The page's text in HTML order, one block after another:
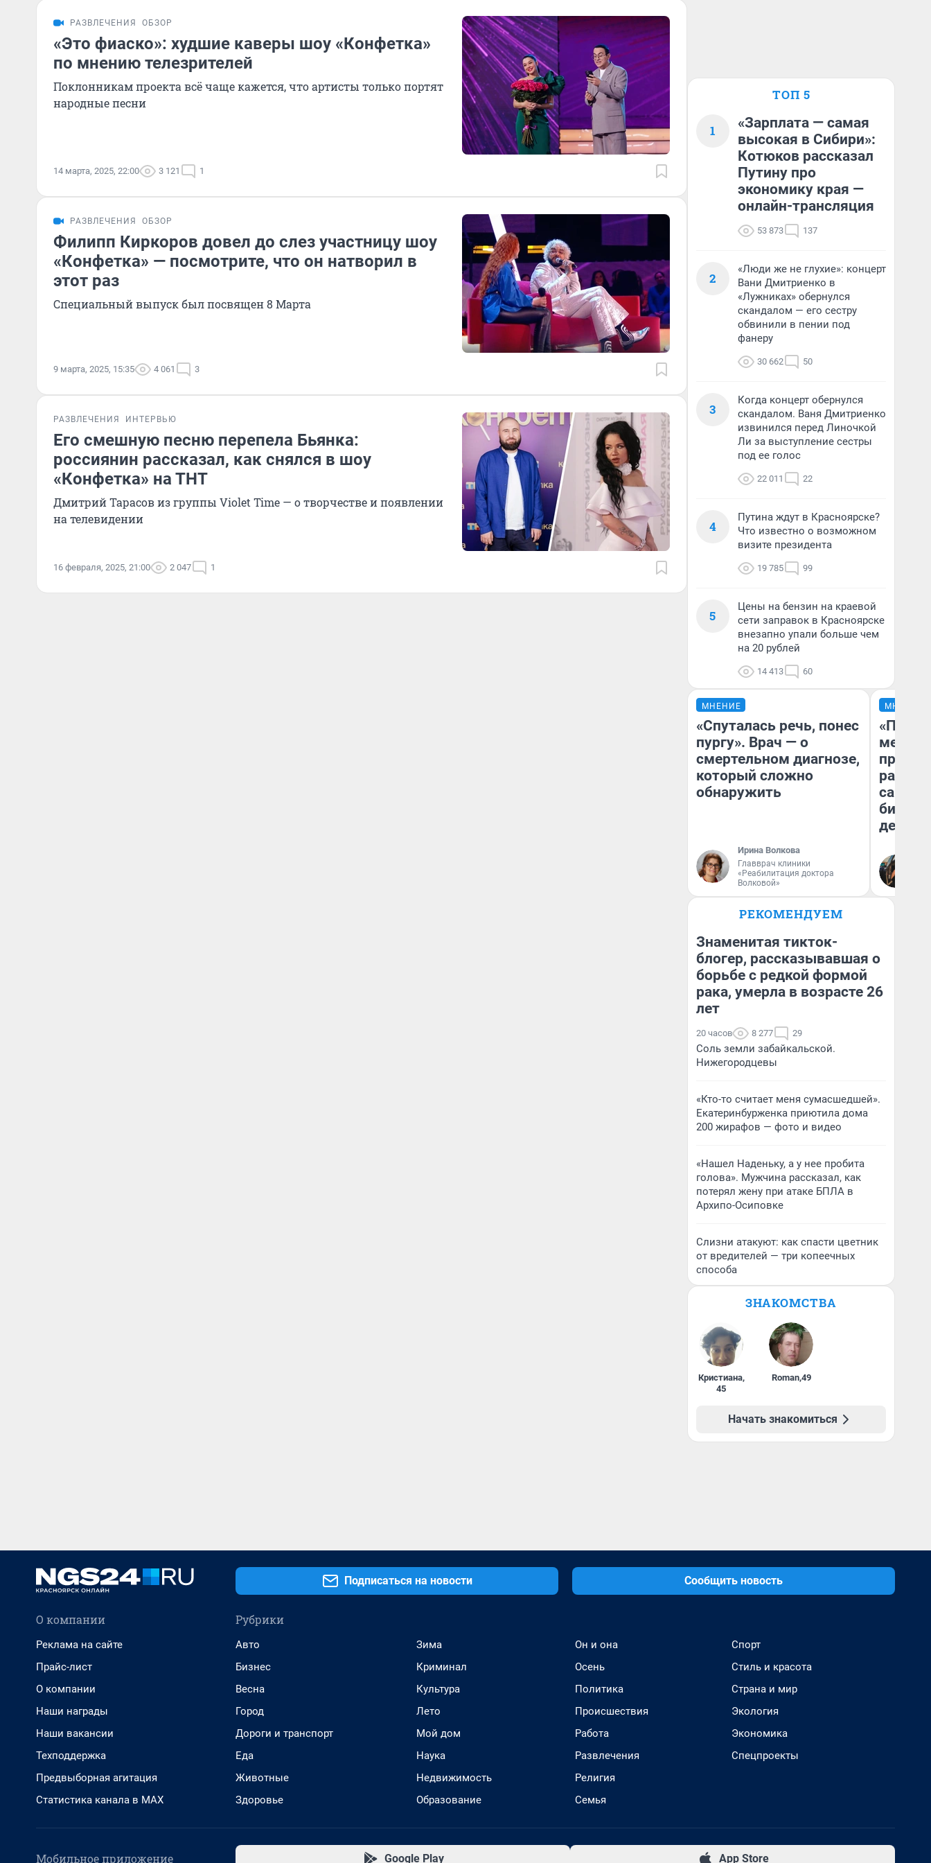
РАЗВЛЕЧЕНИЯ ОБЗОР
«Это фиаско»: худшие каверы шоу «Конфетка»
по мнению телезрителей
Поклонникам проекта всё чаще кажется, что артисты только портят
народные песни
14 марта, 2025, 22:00 3 121 1
РАЗВЛЕЧЕНИЯ ОБЗОР
Филипп Киркоров довел до слез участницу шоу
«Конфетка» — посмотрите, что он натворил в
этот раз
Специальный выпуск был посвящен 8 Марта
9 марта, 2025, 15:35 4 061 3
РАЗВЛЕЧЕНИЯ ИНТЕРВЬЮ
Его смешную песню перепела Бьянка:
россиянин рассказал, как снялся в шоу
«Конфетка» на ТНТ
Дмитрий Тарасов из группы Violet Time — о творчестве и появлении
на телевидении
16 февраля, 2025, 21:00 2 047 1
ТОП 5
1
«Зарплата — самая
высокая в Сибири»:
Котюков рассказал
Путину про
экономику края —
онлайн-трансляция
53 873 137
2
«Люди же не глухие»: концерт
Вани Дмитриенко в
«Лужниках» обернулся
скандалом — его сестру
обвинили в пении под
фанеру
30 662 50
3
Когда концерт обернулся
скандалом. Ваня Дмитриенко
извинился перед Линочкой
Ли за выступление сестры
под ее голос
22 011 22
4
Путина ждут в Красноярске?
Что известно о возможном
визите президента
19 785 99
5
Цены на бензин на краевой
сети заправок в Красноярске
внезапно упали больше чем
на 20 рублей
14 413 60
МНЕНИЕ
«Спуталась речь, понес
пургу». Врач — о
смертельном диагнозе,
который сложно
обнаружить
Ирина Волкова
Главврач клиники
«Реабилитация доктора
Волковой»
МНЕНИЕ
самом
РЕКОМЕНДУЕМ
Знаменитая тикток-
блогер, рассказывавшая о
борьбе с редкой формой
рака, умерла в возрасте 26
лет
20 часов 8 277 29
Соль земли забайкальской.
Нижегородцевы
«Кто-то считает меня сумасшедшей».
Екатеринбурженка приютила дома
200 жирафов — фото и видео
«Нашел Наденьку, а у нее пробита
голова». Мужчина рассказал, как
потерял жену при атаке БПЛА в
Архипо-Осиповке
Слизни атакуют: как спасти цветник
от вредителей — три копеечных
способа
ЗНАКОМСТВА
Кристиана,
45
Roman,49
Начать знакомиться
Подписаться на новости Сообщить новость
О компании
Реклама на сайте
Прайс-лист
О компании
Наши награды
Наши вакансии
Техподдержка
Предвыборная агитация
Статистика канала в MAX
Рубрики
Авто
Бизнес
Весна
Город
Дороги и транспорт
Еда
Животные
Здоровье
Зима
Криминал
Культура
Лето
Мой дом
Наука
Недвижимость
Образование
Он и она
Осень
Политика
Происшествия
Работа
Развлечения
Религия
Семья
Спорт
Стиль и красота
Страна и мир
Экология
Экономика
Спецпроекты
Мобильное приложение Google Play App Store